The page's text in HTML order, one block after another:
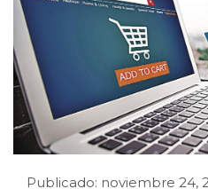
Publicado: noviembre 24,